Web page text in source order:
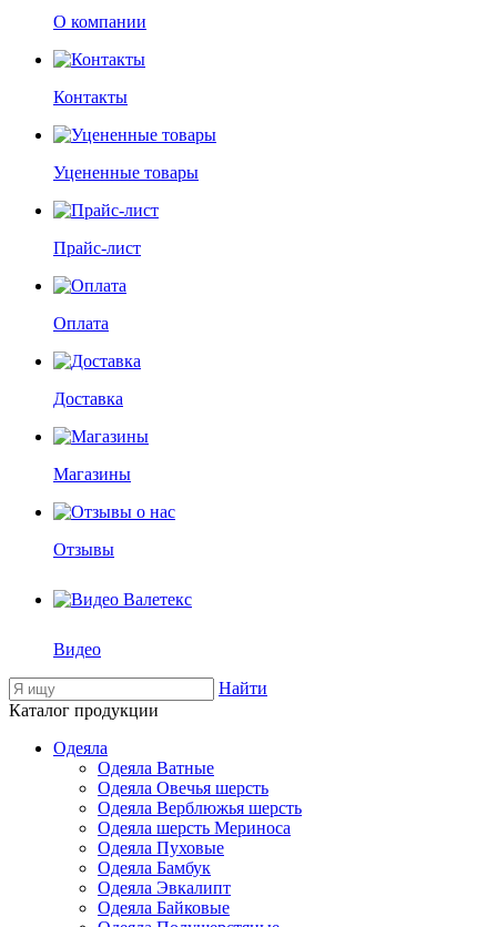
О компании
Контакты
Уцененные товары
Прайс-лист
Оплата
Доставка
Магазины
Отзывы
Видео
Найти
Каталог продукции
Одеяла
Одеяла Ватные
Одеяла Овечья шерсть
Одеяла Верблюжья шерсть
Одеяла шерсть Мериноса
Одеяла Пуховые
Одеяла Бамбук
Одеяла Эвкалипт
Одеяла Байковые